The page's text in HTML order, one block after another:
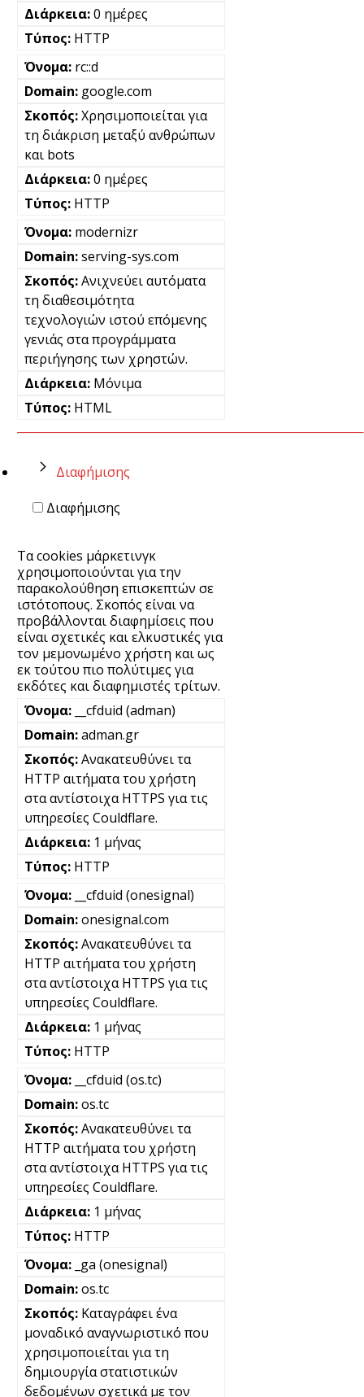
0 ημέρες
HTTP
rc::d
google.com
Χρησιμοποιείται για
τη διάκριση μεταξύ ανθρώπων
και bots
0 ημέρες
HTTP
modernizr
serving-sys.com
Ανιχνεύει αυτόματα
τη διαθεσιμότητα
τεχνολογιών ιστού επόμενης
γενιάς στα προγράμματα
περιήγησης των χρηστών.
Μόνιμα
HTML
Διαφήμισης
Διαφήμισης
Τα cookies μάρκετινγκ
χρησιμοποιούνται για την
παρακολούθηση επισκεπτών σε
ιστότοπους. Σκοπός είναι να
προβάλλονται διαφημίσεις που
είναι σχετικές και ελκυστικές για
τον μεμονωμένο χρήστη και ως
εκ τούτου πιο πολύτιμες για
εκδότες και διαφημιστές τρίτων.
__cfduid (adman)
adman.gr
Ανακατευθύνει τα
HTTP αιτήματα του χρήστη
στα αντίστοιχα HTTPS για τις
υπηρεσίες Couldflare.
1 μήνας
HTTP
__cfduid (onesignal)
onesignal.com
Ανακατευθύνει τα
HTTP αιτήματα του χρήστη
στα αντίστοιχα HTTPS για τις
υπηρεσίες Couldflare.
1 μήνας
HTTP
__cfduid (os.tc)
os.tc
Ανακατευθύνει τα
HTTP αιτήματα του χρήστη
στα αντίστοιχα HTTPS για τις
υπηρεσίες Couldflare.
1 μήνας
HTTP
_ga (onesignal)
os.tc
Καταγράφει ένα
μοναδικό αναγνωριστικό που
χρησιμοποιείται για τη
δημιουργία στατιστικών
δεδομένων σχετικά με τον